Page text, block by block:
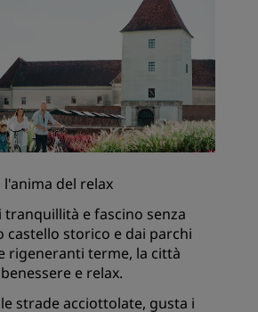
l'anima del relax
tranquillità e fascino senza
castello storico e dai parchi
rigeneranti terme, la città
e relax.
strade acciottolate, gusta i